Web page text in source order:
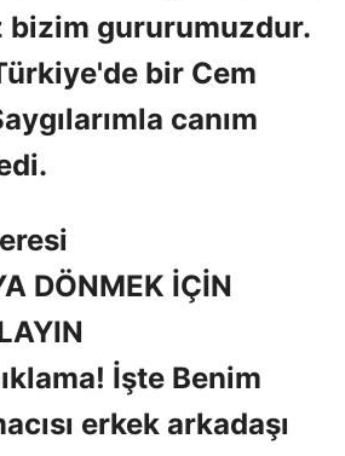
bizim gururumuzdur.
bir Cem
canım
DÖNMEK İÇİN